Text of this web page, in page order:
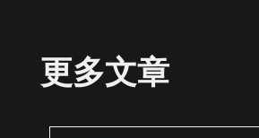
更多文章